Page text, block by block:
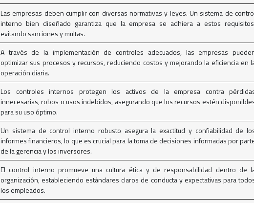
Las empresas deben cumplir con diversas normativas y leyes. Un sistema de
interno bien diseñado garantiza que la empresa se adhiera a estos
evitando sanciones y multas.
A través de la implementación de controles adecuados, las empresas
optimizar sus procesos y recursos, reduciendo costos y mejorando la eficiencia en
operación diaria.
Los controles internos protegen los activos de la empresa contra
innecesarias, robos o usos indebidos, asegurando que los recursos estén
para su uso óptimo.
Un sistema de control interno robusto asegura la exactitud y confiabilidad de
informes financieros, lo que es crucial para la toma de decisiones informadas por
de la gerencia y los inversores.
El control interno promueve una cultura ética y de responsabilidad dentro de
organización, estableciendo estándares claros de conducta y expectativas para
los empleados.